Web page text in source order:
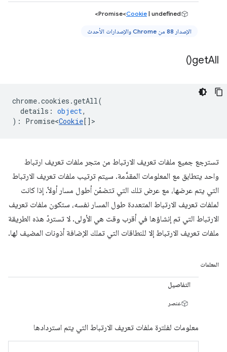
Promise<Cookie | undefined>
الإصدار 88 من Chrome والإصدارات الأحدث
getAll(
)
chrome.cookies .getAll(
details : object,
) : Promise<Cookie[] >
تسترجع جميع ملفات تعريف الارتباط من متجر ملفات تعريف ارتباط
واحد يتطابق مع المعلومات المقدَّمة. سيتم ترتيب ملفات تعريف الارتباط
التي يتم عرضها، مع عرض تلك التي تتضمّن أطول مسار أولاً. إذا كانت
لملفات تعريف الارتباط المتعددة طول المسار نفسه، ستكون ملفات تعريف
الارتباط التي تم إنشاؤها في أقرب وقت هي الأولى. لا تستردّ هذه الطريقة
ملفات تعريف الارتباط إلا للنطاقات التي تملك الإضافة أذونات المضيف لها.
المعلمات
التفاصيل
عنصر
معلومات لفلترة ملفات تعريف الارتباط التي يتم استردادها